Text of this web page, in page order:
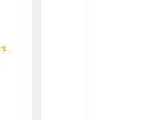
20170514"7รอบ 84ปี" คุณแม่ประไพ วรศิลป์